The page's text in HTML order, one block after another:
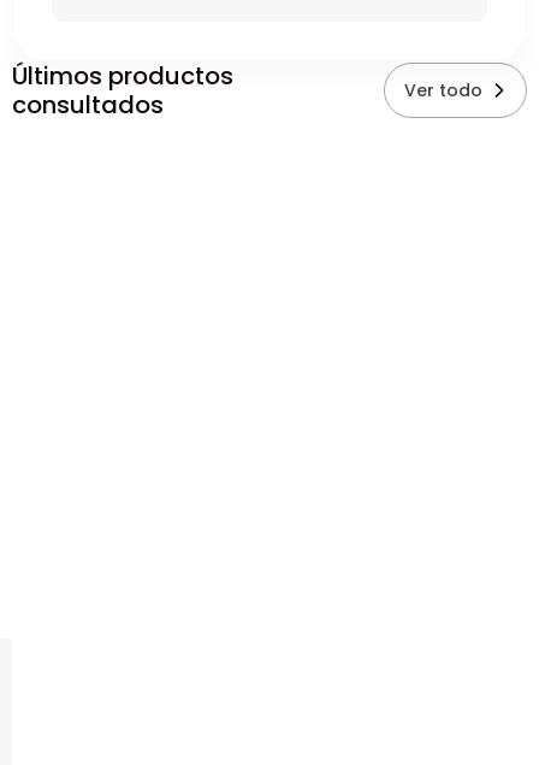
Últimos productos
consultados
Ver todo